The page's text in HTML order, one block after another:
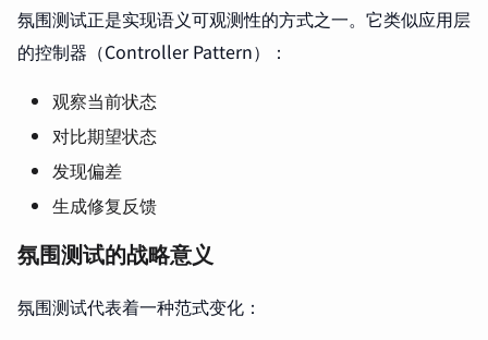
氛围测试正是实现语义可观测性的方式之一。它类似应用层
的控制器（Controller Pattern）：
观察当前状态
对比期望状态
发现偏差
生成修复反馈
氛围测试的战略意义
氛围测试代表着一种范式变化：